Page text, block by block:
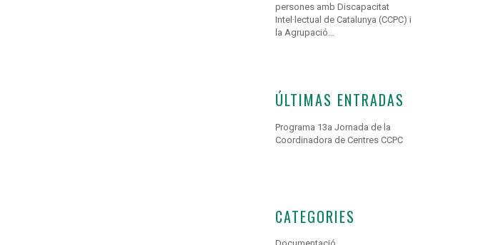
persones amb Discapacitat
Intel·lectual de Catalunya (CCPC) i
la Agrupació…
ÚLTIMAS ENTRADAS
Programa 13a Jornada de la
Coordinadora de Centres CCPC
CATEGORIES
Documentació